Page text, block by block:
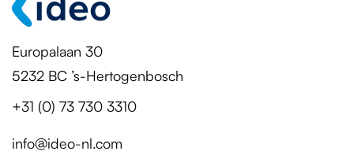
Europalaan 30
5232 BC ’s-Hertogenbosch
+31 (0) 73 730 3310
info@ideo-nl.com